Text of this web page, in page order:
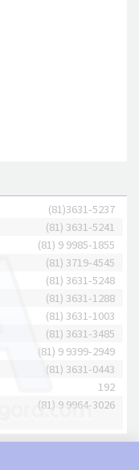
(81)3631-5237
(81) 3631-5241
(81) 9 9985-1855
(81) 3719-4545
(81) 3631-5248
(81) 3631-1288
(81) 3631-1003
(81) 3631-3485
(81) 9 9399-2949
(81) 3631-0443
192
(81) 9 9964-3026